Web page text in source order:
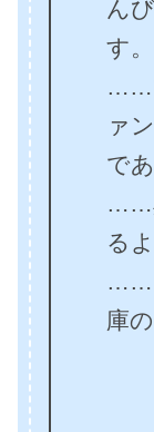
ん
す。
……
ァ
で
……
る
……
庫